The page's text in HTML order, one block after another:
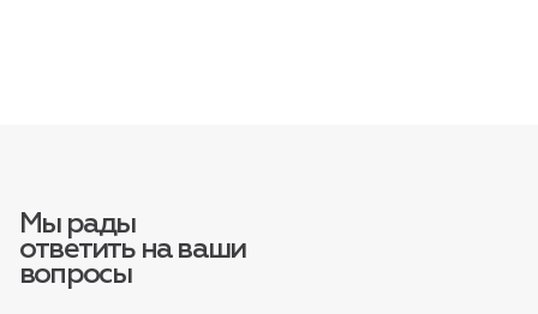
Мы рады
ответить на ваши
вопросы